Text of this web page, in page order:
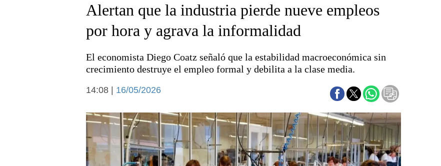
El país
Seguridad
Deportes
Escenario Olímpico
Liga del Sur
Federal A
Arte y cultura
Aplausos
Cines
Economía y campo
Economía y finanzas
Alertan que la industria pierde nueve empleos
por hora y agrava la informalidad
El economista Diego Coatz señaló que la estabilidad macroeconómica sin
crecimiento destruye el empleo formal y debilita a la clase media.
14:08 | 16/05/2026